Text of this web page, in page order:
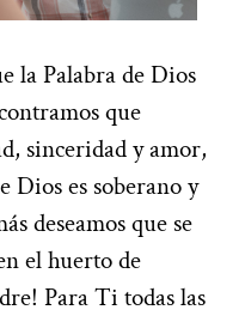
la Palabra de Dios
que
sinceridad y amor,
Dios es soberano y
deseamos que se
el huerto de
Para Ti todas las